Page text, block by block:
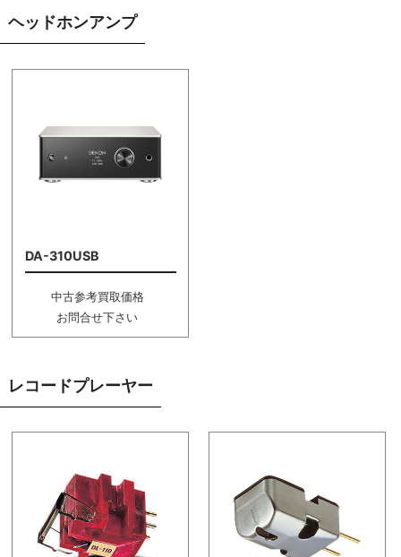
ヘッドホンアンプ
DA-310USB
中古参考買取価格
お問合せ下さい
レコードプレーヤー